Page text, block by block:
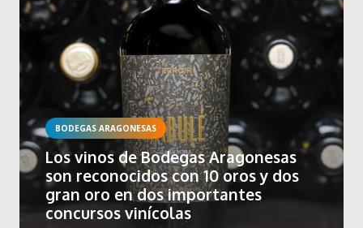
BODEGAS ARAGONESAS
Los vinos de Bodegas Aragonesas
son reconocidos con 10 oros y dos
gran oro en dos importantes
concursos vinícolas